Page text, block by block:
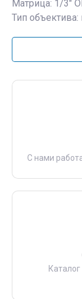
Матрица: 1/3″
Тип
С нами